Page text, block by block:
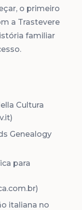
o primeiro
a Trastevere
familiar
Cultura
Genealogy
para
italiana no